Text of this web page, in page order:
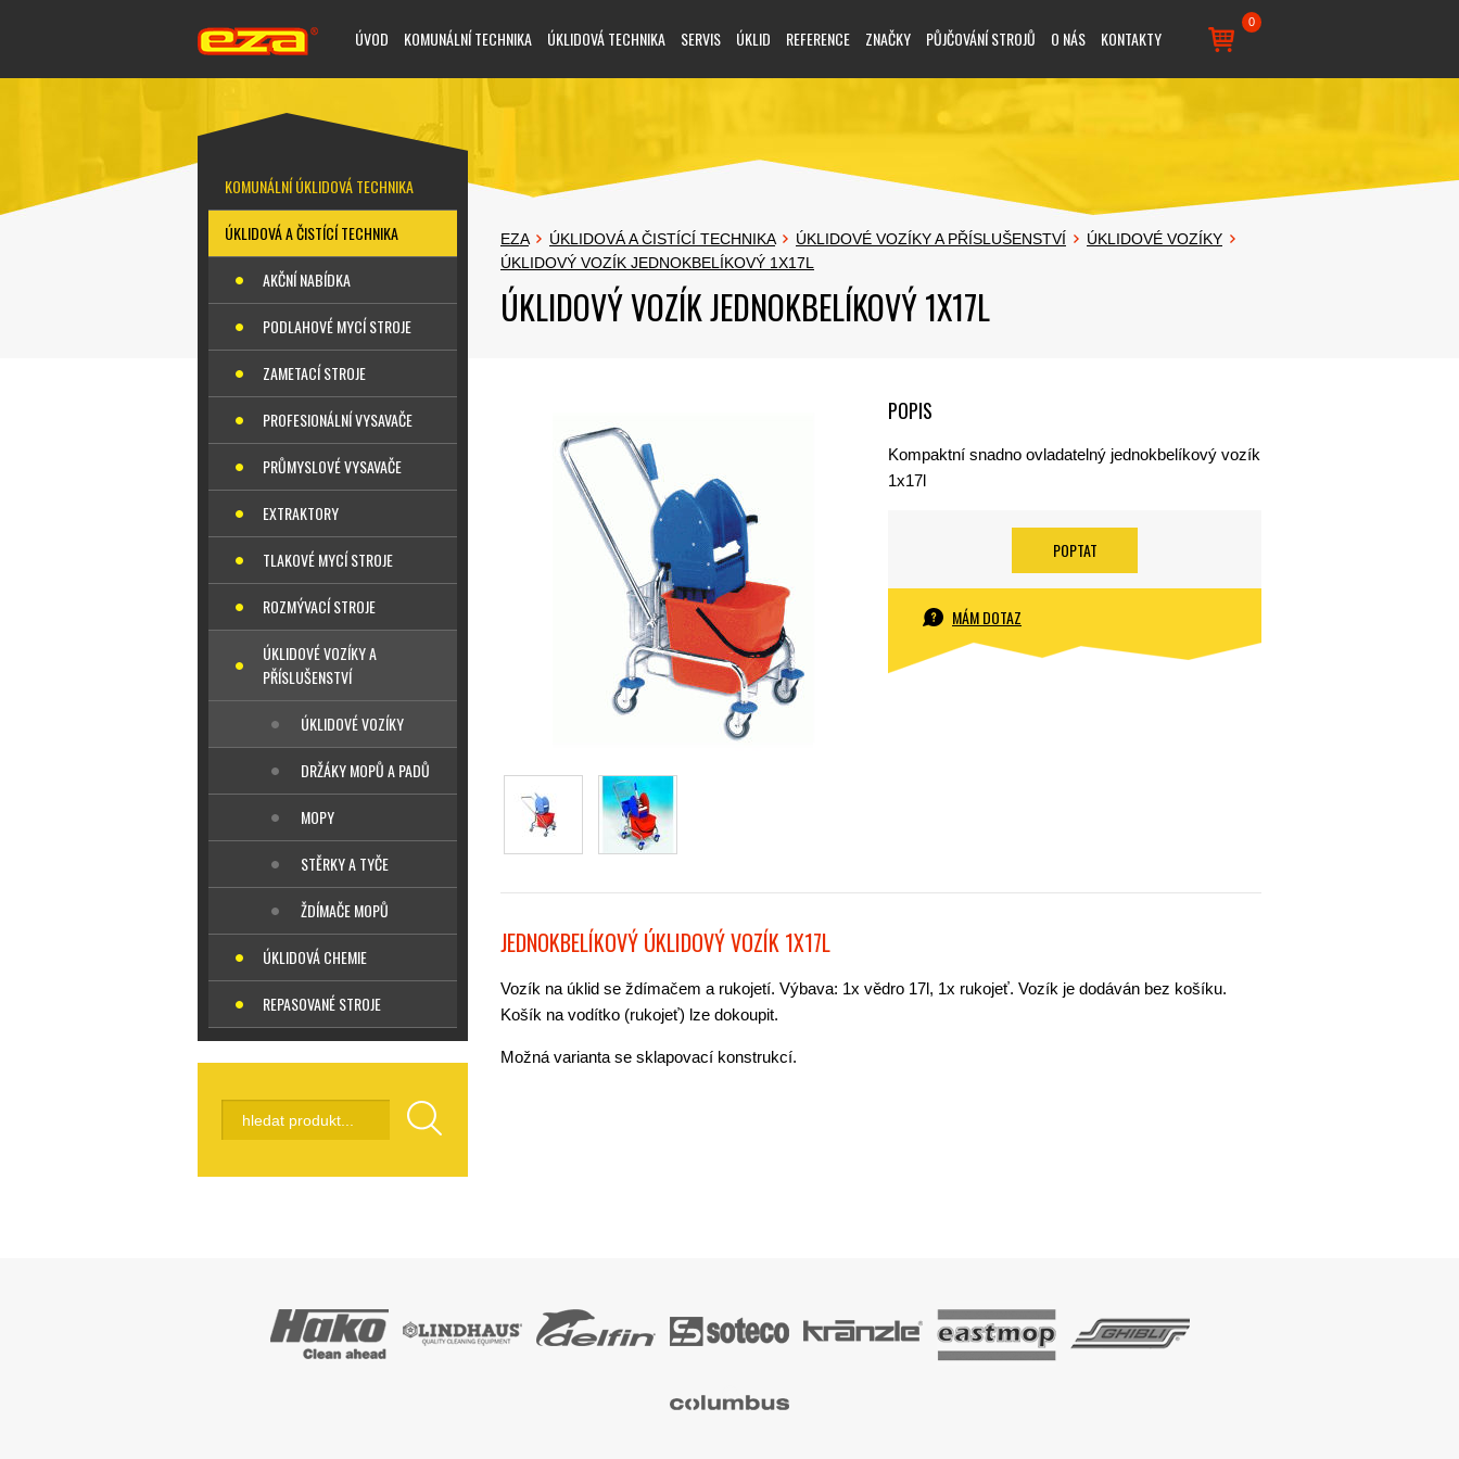
ÚVOD KOMUNÁLNÍ TECHNIKA ÚKLIDOVÁ TECHNIKA SERVIS ÚKLID REFERENCE ZNAČKY PŮJČOVÁNÍ STROJŮ O NÁS KONTAKTY
0
KOMUNÁLNÍ ÚKLIDOVÁ TECHNIKA
ÚKLIDOVÁ A ČISTÍCÍ TECHNIKA
AKČNÍ NABÍDKA
PODLAHOVÉ MYCÍ STROJE
ZAMETACÍ STROJE
PROFESIONÁLNÍ VYSAVAČE
PRŮMYSLOVÉ VYSAVAČE
EXTRAKTORY
TLAKOVÉ MYCÍ STROJE
ROZMÝVACÍ STROJE
ÚKLIDOVÉ VOZÍKY A
PŘÍSLUŠENSTVÍ
ÚKLIDOVÉ VOZÍKY
DRŽÁKY MOPŮ A PADŮ
MOPY
STĚRKY A TYČE
ŽDÍMAČE MOPŮ
ÚKLIDOVÁ CHEMIE
REPASOVANÉ STROJE
EZA ÚKLIDOVÁ A ČISTÍCÍ TECHNIKA ÚKLIDOVÉ VOZÍKY A PŘÍSLUŠENSTVÍ
ÚKLIDOVÉ VOZÍKY
ÚKLIDOVÝ VOZÍK JEDNOKBELÍKOVÝ 1X17L
ÚKLIDOVÝ VOZÍK JEDNOKBELÍKOVÝ 1X17L
POPIS
Kompaktní snadno ovladatelný jednokbelíkový vozík
1x17l
POPTAT
MÁM DOTAZ
DALŠÍ INFORMACE
JEDNOKBELÍKOVÝ ÚKLIDOVÝ VOZÍK 1X17L
Vozík na úklid se ždímačem a rukojetí. Výbava: 1x vědro 17l, 1x rukojeť. Vozík je dodáván bez košíku.
Košík na vodítko (rukojeť) lze dokoupit.
Možná varianta se sklapovací konstrukcí.